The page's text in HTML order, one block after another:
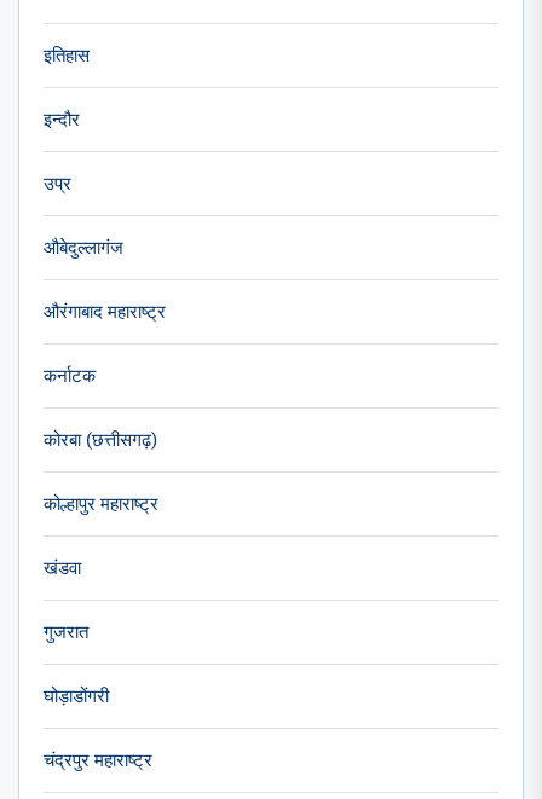
इतिहास
इन्दौर
उप्र
औबेदुल्लागंज
औरंगाबाद महाराष्ट्र
कर्नाटक
कोरबा (छत्तीसगढ़)
कोल्हापुर महाराष्ट्र
खंडवा
गुजरात
घोड़ाडोंगरी
चंद्रपुर महाराष्ट्र